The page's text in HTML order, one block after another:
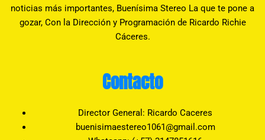
noticias más importantes, Buenísima Stereo La que te pone a
gozar, Con la Dirección y Programación de Ricardo Richie
Cáceres.
Contacto
Director General: Ricardo Caceres
buenisimaestereo1061@gmail.com